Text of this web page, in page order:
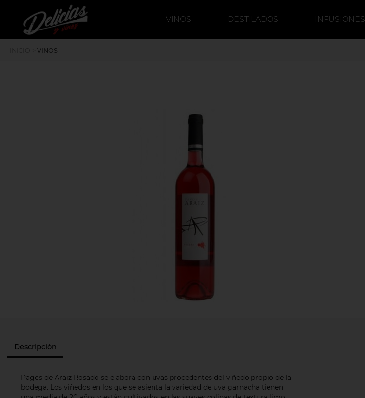
deliciasyvinos
VINOS DESTILADOS INFUSIONES
VINOS
Descripción
Pagos de Araiz Rosado se elabora con uvas procedentes del viñedo propio de la
bodega. Los viñedos en los que se asienta la variedad de uva garnacha tienen